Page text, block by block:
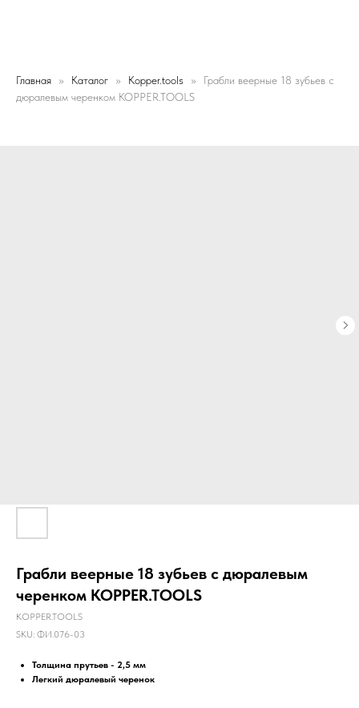
Главная Каталог Kopper.tools
Грабли веерные 18 зубьев с
дюралевым черенком KOPPER.TOOLS
Грабли веерные 18 зубьев с дюралевым
черенком KOPPER.TOOLS
KOPPER.TOOLS
SKU: ФИ.076-03
Толщина прутьев - 2,5 мм
Легкий дюралевый черенок